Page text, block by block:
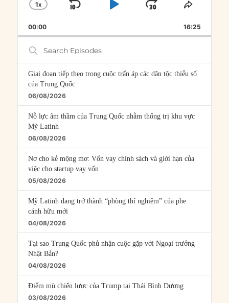
CHANGE
RATE
1X
SKIP
PLAYJUMP
FORWARD
SHARE
00:00 16:25
Search
Episodes
Giai đoạn tiếp theo trong cuộc trấn áp các dân tộc thiểu số
của Trung Quốc
06/08/2026
Nỗ lực âm thầm của Trung Quốc nhằm thống trị khu vực
Mỹ Latinh
06/08/2026
Nợ cho kẻ mộng mơ: Vốn vay chính sách và giới hạn của
việc cho startup vay vốn
05/08/2026
Mỹ Latinh đang trở thành “phòng thí nghiệm” của phe
cánh hữu mới
04/08/2026
Tại sao Trung Quốc phủ nhận cuộc gặp với Ngoại trưởng
Nhật Bản?
04/08/2026
Điểm mù chiến lược của Trump tại Thái Bình Dương
03/08/2026